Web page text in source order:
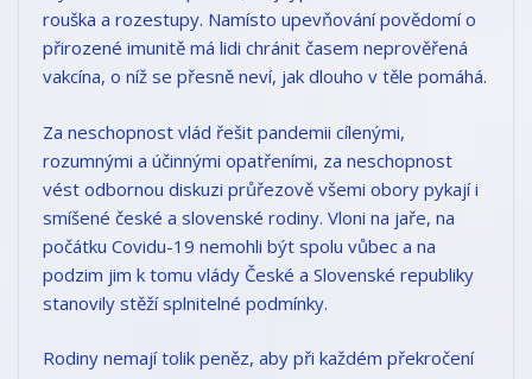
rouška a rozestupy. Namísto upevňování povědomí o
přirozené imunitě má lidi chránit časem neprověřená
vakcína, o níž se přesně neví, jak dlouho v těle pomáhá.
Za neschopnost vlád řešit pandemii cílenými,
rozumnými a účinnými opatřeními, za neschopnost
vést odbornou diskuzi průřezově všemi obory pykají i
smíšené české a slovenské rodiny. Vloni na jaře, na
počátku Covidu-19 nemohli být spolu vůbec a na
podzim jim k tomu vlády České a Slovenské republiky
stanovily stěží splnitelné podmínky.
Rodiny nemají tolik peněz, aby při každém překročení